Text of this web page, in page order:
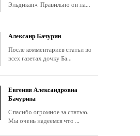
Эльдикан». Правильно он на...
Алексанр Бачурин
После комментариев статьи во
всех газетах дочку Ба...
Евгения Александровна
Бачурина
Спасибо огромное за статью.
Мы очень надеемся что ...